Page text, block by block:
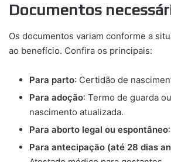
Documentos
Os documentos variam conforme a
ao benefício. Confira os principais:
Para parto: Certidão de
Para adoção: Termo de guarda
nascimento atualizada.
Para aborto legal ou espontâneo
Para antecipação (até 28 dias